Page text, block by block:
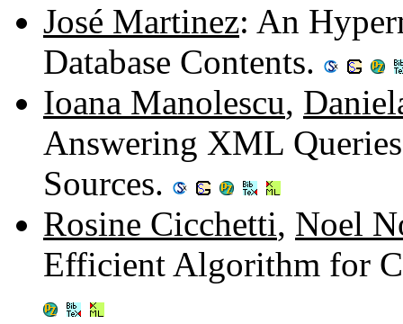
José Martinez: An
Database Contents.
Ioana Manolescu,
Answering XML
Sources.
Rosine Cicchetti, Noel
Efficient Algorithm for